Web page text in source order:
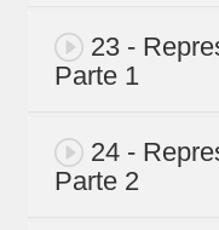
23 -
Parte 1
24 -
Parte 2